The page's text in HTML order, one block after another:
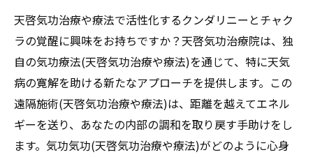
天啓気功治療や療法で活性化するクンダリニーとチャク
ラの覚醒に興味をお持ちですか？天啓気功治療院は、独
自の気功療法(天啓気功治療や療法)を通じて、特に天気
病の寛解を助ける新たなアプローチを提供します。この
遠隔施術(天啓気功治療や療法)は、距離を越えてエネル
ギーを送り、あなたの内部の調和を取り戻す手助けをし
ます。気功気功(天啓気功治療や療法)がどのように心身